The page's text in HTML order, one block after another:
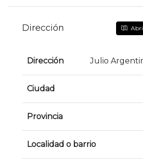
Dirección
Dirección Julio
Ciudad
Provincia
Localidad o barrio